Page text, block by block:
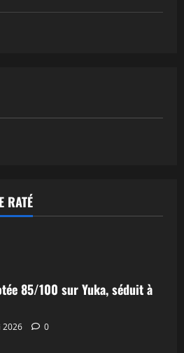
RATÉ
85/100 sur Yuka, séduit à
2026 0